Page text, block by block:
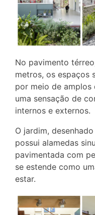
No pavimento
metros, os espaços
por meio de
uma sensação de
internos e externos.
O jardim,
possui alamedas
pavimentada com
se estende como
estar.